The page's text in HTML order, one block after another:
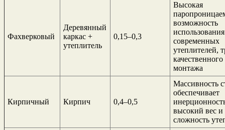
Фахверковый
Деревянный
каркас +
утеплитель
0,15–0,3
Высокая
возможность
использования
современных
утеплителей,
качественного
монтажа
Кирпичный Кирпич 0,4–0,5
Массивность
обеспечивает
высокий вес и
сложность